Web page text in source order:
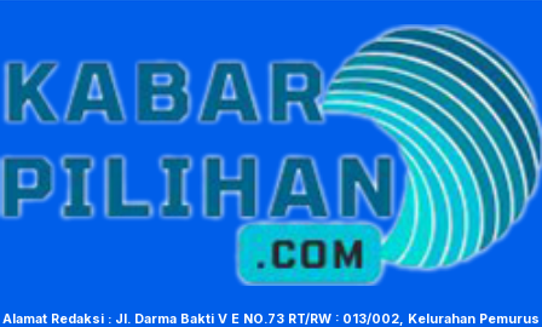
Alamat Redaksi : Jl. Darma Bakti V E NO.73 RT/RW : 013/002, Kelurahan Pemurus